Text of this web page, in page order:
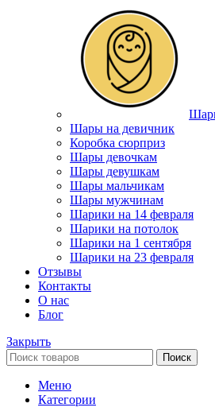
Шары на девичник
Коробка сюрприз
Шары девочкам
Шары девушкам
Шары мальчикам
Шары мужчинам
Шарики на 14 февраля
Шарики на потолок
Шарики на 1 сентября
Шарики на 23 февраля
Отзывы
Контакты
О нас
Блог
Закрыть
Поиск
Меню
Категории